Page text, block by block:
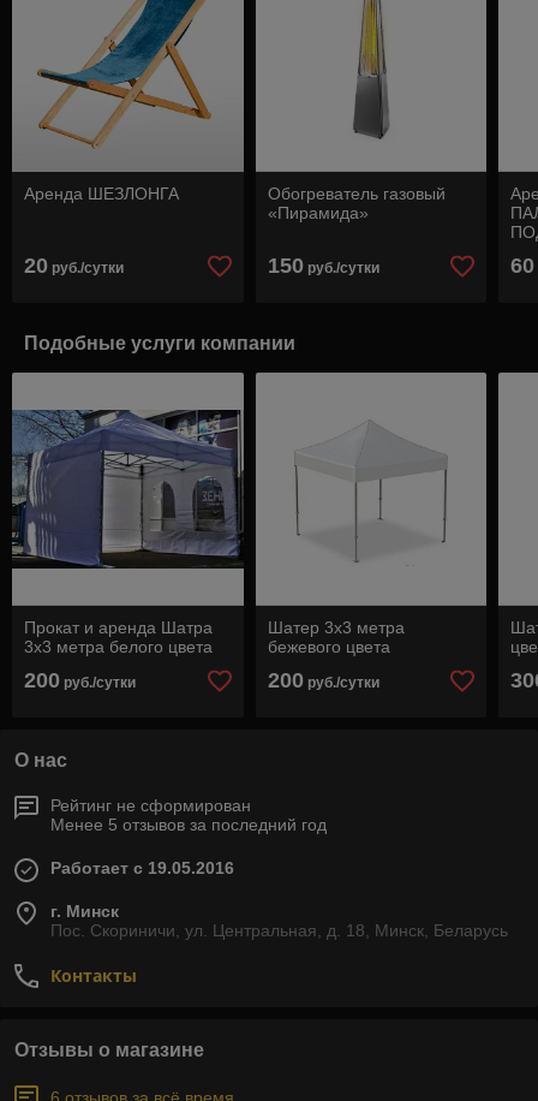
Аренда ШЕЗЛОНГА
20 руб./сутки
Обогреватель газовый
«Пирамида»
150руб./сутки 60
Подобные услуги компании
Прокат и аренда Шатра
3х3 метра белого цвета
200 руб./сутки
Шатер 3х3 метра
бежевого цвета
200руб./сутки
О нас
Рейтинг не сформирован
Менее 5 отзывов за последний год
Работает с 19.05.2016
г. Минск
Пос. Скориничи, ул. Центральная, д. 18, Минск, Беларусь
Контакты
Отзывы о магазине